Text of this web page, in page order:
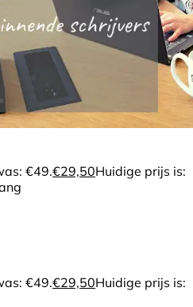
€49.€29,50Huidige prijs is:
€49.€29,50Huidige prijs is: